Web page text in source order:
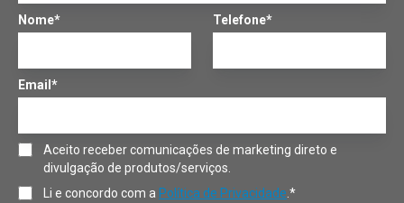
Nome* Telefone*
Email*
Aceito receber comunicações de marketing direto e
divulgação de produtos/serviços.
Li e concordo com a Política de Privacidade .*